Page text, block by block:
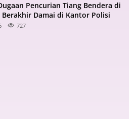
Pencurian Tiang Bendera di
Damai di Kantor Polisi
727